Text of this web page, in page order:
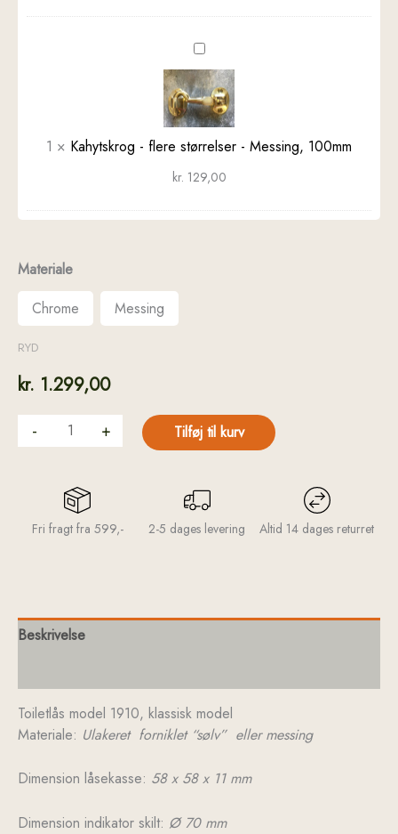
Kahytskrog
-
flere
størrelser
Messing,
100mm
1 × Kahytskrog - flere størrelser - Messing, 100mm
kr. 129,00
Materiale
Chrome
Messing
RYD
kr. 1.299,00
- + Tilføj til kurv
Fri fragt fra 599,- 2-5 dages levering Altid 14 dages returret
Beskrivelse
Toiletlås model 1910, klassisk model
Materiale: Ulakeret forniklet “sølv” eller messing
Dimension låsekasse: 58 x 58 x 11 mm
Dimension indikator skilt: Ø 70 mm